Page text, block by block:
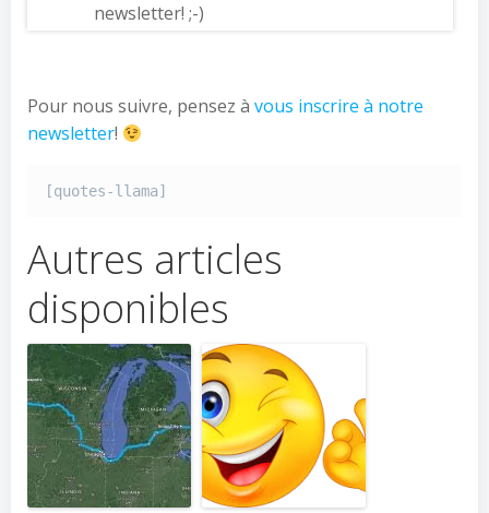
newsletter! ;-)
Pour nous suivre, pensez à vous inscrire à notre
newsletter!
[quotes-llama]
Autres articles
disponibles